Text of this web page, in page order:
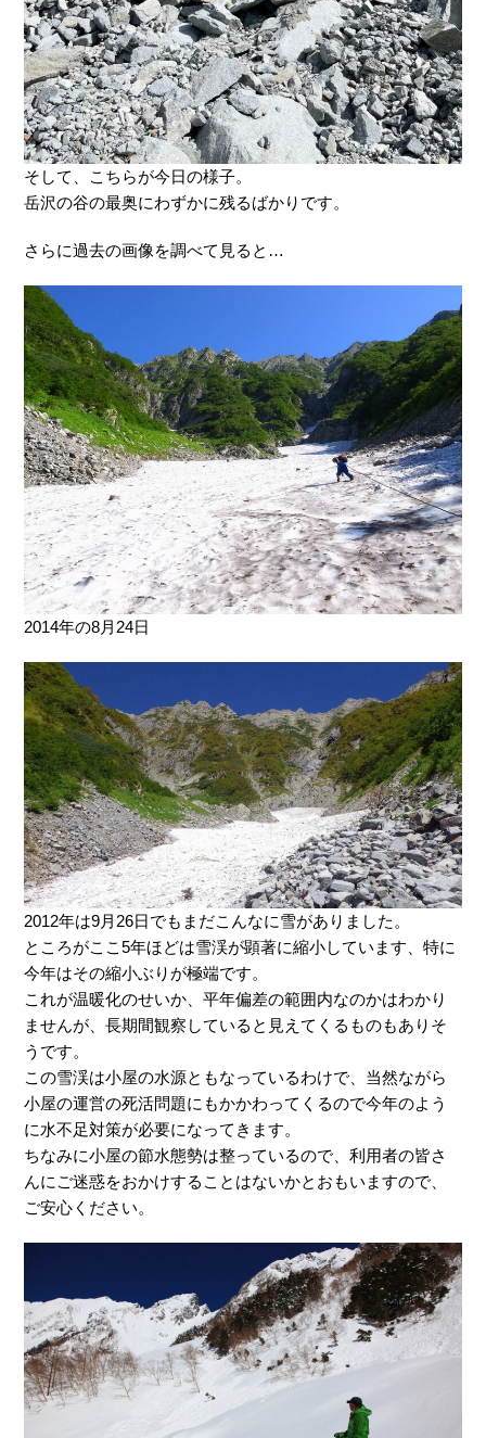
そして、こちらが今日の様子。
岳沢の谷の最奥にわずかに残るばかりです。
さらに過去の画像を調べて見ると…
2014年の8月24日
2012年は9月26日でもまだこんなに雪がありました。
ところがここ5年ほどは雪渓が顕著に縮小しています、特に
今年はその縮小ぶりが極端です。
これが温暖化のせいか、平年偏差の範囲内なのかはわかり
ませんが、長期間観察していると見えてくるものもありそ
うです。
この雪渓は小屋の水源ともなっているわけで、当然ながら
小屋の運営の死活問題にもかかわってくるので今年のよう
に水不足対策が必要になってきます。
ちなみに小屋の節水態勢は整っているので、利用者の皆さ
んにご迷惑をおかけすることはないかとおもいますので、
ご安心ください。